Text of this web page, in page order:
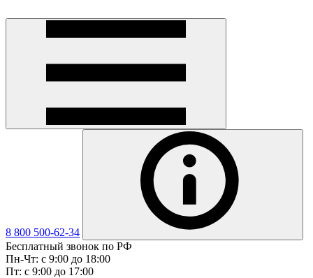
8 800 500-62-34
Бесплатный звонок по РФ
Пн-Чт: с 9:00 до 18:00
Пт: с 9:00 до 17:00